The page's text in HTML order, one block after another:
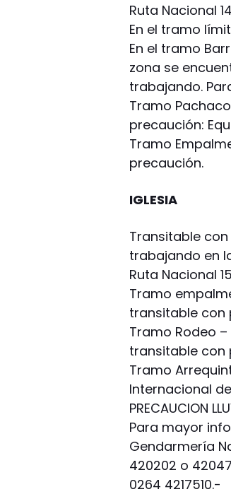
Ruta Nacional
En el tramo
En el tramo
zona se
trabajando.
Tramo
precaución:
Tramo
precaución.
IGLESIA
Transitable
trabajando en
Ruta Nacional
Tramo
transitable con
Tramo Rodeo
transitable con
Tramo
Internacional de
PRECAUCION
Para mayor
Gendarmería
420202 o
0264 4217510.-